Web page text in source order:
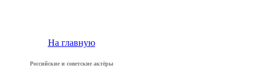
На главную
Российские и советские актёры